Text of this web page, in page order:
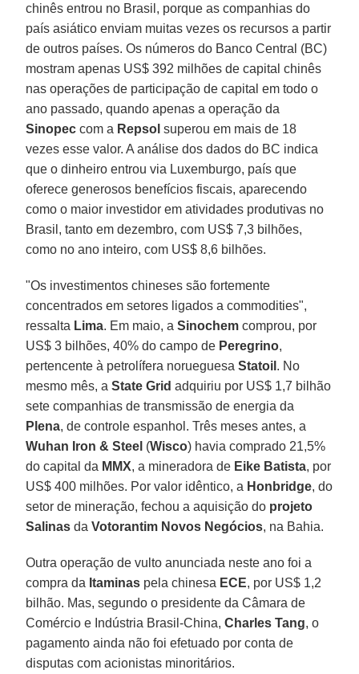
chinês entrou no Brasil, porque as companhias do
país asiático enviam muitas vezes os recursos a partir
de outros países. Os números do Banco Central (BC)
mostram apenas US$ 392 milhões de capital chinês
nas operações de participação de capital em todo o
ano passado, quando apenas a operação da
Sinopec com a Repsol superou em mais de 18
vezes esse valor. A análise dos dados do BC indica
que o dinheiro entrou via Luxemburgo, país que
oferece generosos benefícios fiscais, aparecendo
como o maior investidor em atividades produtivas no
Brasil, tanto em dezembro, com US$ 7,3 bilhões,
como no ano inteiro, com US$ 8,6 bilhões.
"Os investimentos chineses são fortemente
concentrados em setores ligados a commodities",
ressalta Lima. Em maio, aSinochem comprou, por
US$ 3 bilhões, 40% do campo de Peregrino,
pertencente à petrolífera norueguesaStatoil . No
mesmo mês, aState Grid adquiriu por US$ 1,7 bilhão
sete companhias de transmissão de energia da
Plena, de controle espanhol. Três meses antes, a
Wuhan Iron & Steel (Wisco) havia comprado 21,5%
do capital da MMX, a mineradora de Eike Batista, por
US$ 400 milhões. Por valor idêntico, a Honbridge, do
setor de mineração, fechou a aquisição do projeto
Salinas daVotorantim Novos Negócios, na Bahia.
Outra operação de vulto anunciada neste ano foi a
compra da Itaminas pela chinesa ECE, por US$ 1,2
bilhão. Mas, segundo o presidente da Câmara de
Comércio e Indústria Brasil-China,Charles Tang, o
pagamento ainda não foi efetuado por conta de
disputas com acionistas minoritários.